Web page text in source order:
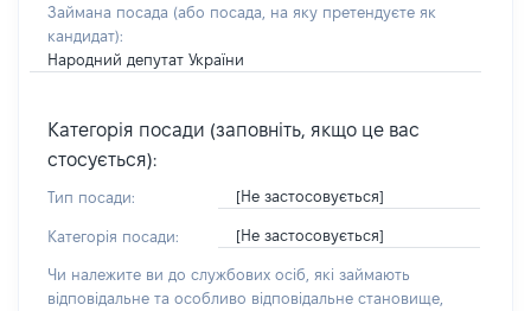
Займана посада (або посада, на яку претендуєте як
кандидат):
Народний депутат України
Категорія посади (заповніть, якщо це вас
стосується):
Тип посади: [Не застосовується]
Категорія посади: [Не застосовується]
Чи належите ви до службових осіб, які займають
відповідальне та особливо відповідальне становище,